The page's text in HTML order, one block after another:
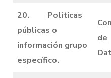
20. Políticas
públicas o
información grupo
específico.
de